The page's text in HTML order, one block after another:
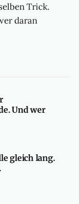
Trick.
daran
Und wer
gleich lang.